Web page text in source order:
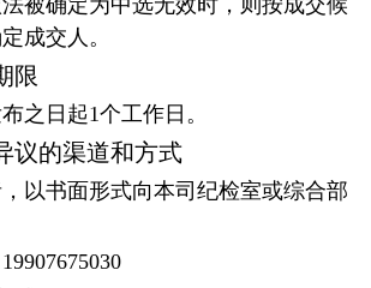
被确定为中选无效时，则按成交候
成交人。
限
之日起1个工作日。
议的渠道和方式
以书面形式向本司纪检室或综合部